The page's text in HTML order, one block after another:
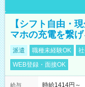
【シフト自由・
マホの充電を繋げ
派遣 職種未経験OK
WEB登録・面接OK
給与 時給1414円